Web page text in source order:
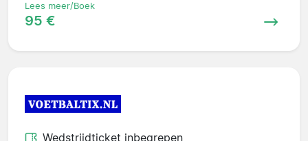
Lees meer/Boek
95 €
Wedstrijdticket inbegrepen